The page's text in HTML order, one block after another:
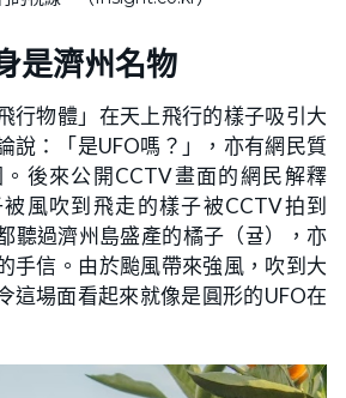
是濟州名物
行物體」在天上飛行的樣子吸引大
說：「是UFO嗎？」，亦有網民質
後來公開CCTV畫面的網民解釋
風吹到飛走的樣子被CCTV拍到
聽過濟州島盛產的橘子（귤），亦
手信。由於颱風帶來強風，吹到大
這場面看起來就像是圓形的UFO在